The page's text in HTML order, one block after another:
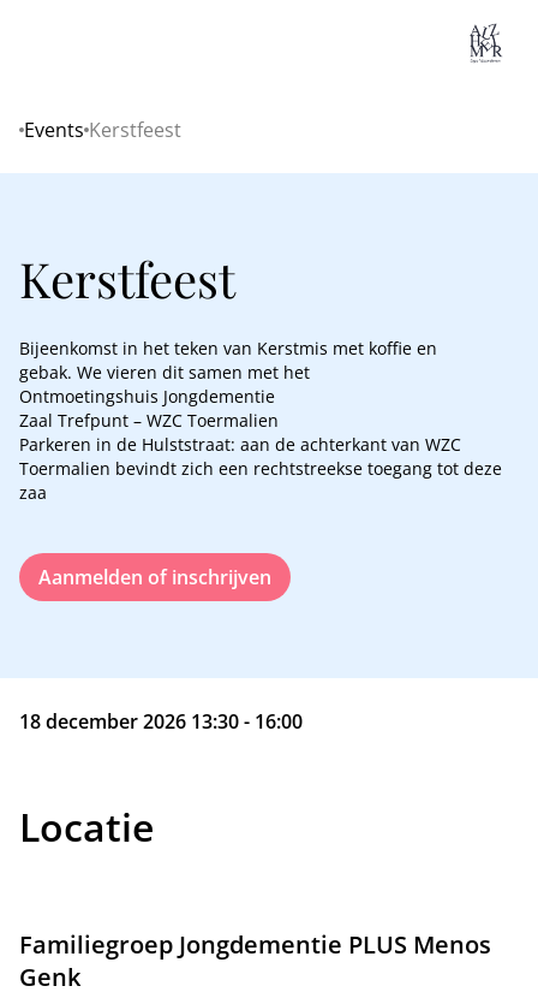
Home
Events Kerstfeest
Kerstfeest
Bijeenkomst in het teken van Kerstmis met koffie en
gebak. We vieren dit samen met het
Ontmoetingshuis Jongdementie
Zaal Trefpunt – WZC Toermalien
Parkeren in de Hulststraat: aan de achterkant van WZC
Toermalien bevindt zich een rechtstreekse toegang tot deze
zaa
Aanmelden of inschrijven
18 december 2026 13:30 - 16:00
Locatie
Familiegroep Jongdementie PLUS Menos
Genk